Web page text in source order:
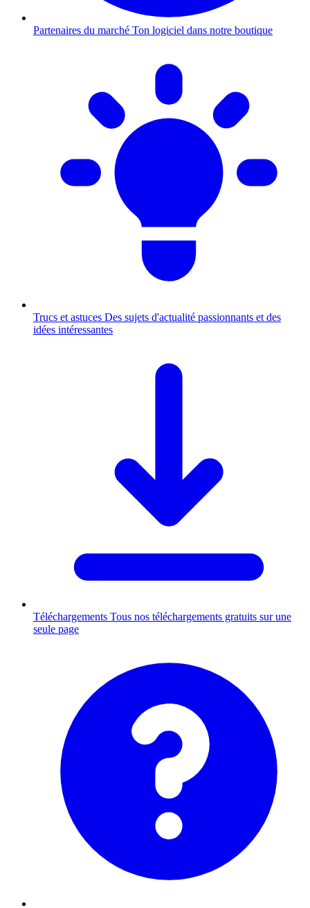
Partenaires du marché Ton logiciel dans notre boutique
Trucs et astuces Des sujets d'actualité passionnants et des
idées intéressantes
Téléchargements Tous nos téléchargements gratuits sur une
seule page